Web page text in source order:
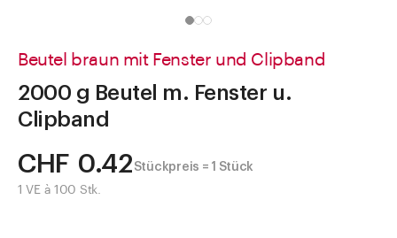
Beutel braun mit Fenster und Clipband
2000 g Beutel m. Fenster u.
Clipband
CHF 0.42 Stückpreis = 1 Stück
1 VE à 100 Stk.